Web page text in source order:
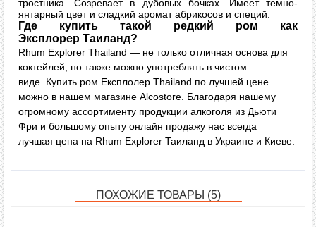
В закладки
Метки:
тростника. Созревает в дубовых бочках. Имеет темно-
янтарный цвет и сладкий аромат абрикосов и специй.
Где купить такой редкий ром как
Эксплорер Таиланд?
Rhum Explorer Thailand — не только отличная основа для
коктейлей, но также можно употреблять в чистом
виде. Купить ром Експлолер Thailand по лучшей цене
можно в нашем магазине Alcostore. Благодаря нашему
огромному ассортименту продукции алкоголя из Дьюти
Фри и большому опыту онлайн продажу нас всегда
лучшая цена на Rhum Explorer Таиланд в Украине и Киеве.
ПОХОЖИЕ ТОВАРЫ (5)